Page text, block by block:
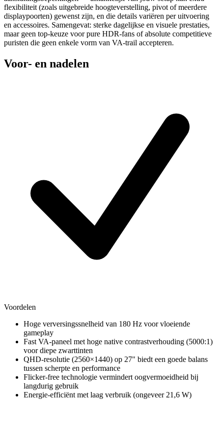
flexibiliteit (zoals uitgebreide hoogteverstelling, pivot of meerdere
displaypoorten) gewenst zijn, en die details variëren per uitvoering
en accessoires. Samengevat: sterke dagelijkse en visuele prestaties,
maar geen top-keuze voor pure HDR-fans of absolute competitieve
puristen die geen enkele vorm van VA-trail accepteren.
Voor- en nadelen
Voordelen
Hoge verversingssnelheid van 180 Hz voor vloeiende
gameplay
Fast VA-paneel met hoge native contrastverhouding (5000:1)
voor diepe zwarttinten
QHD-resolutie (2560×1440) op 27" biedt een goede balans
tussen scherpte en performance
Flicker-free technologie vermindert oogvermoeidheid bij
langdurig gebruik
Energie-efficiënt met laag verbruik (ongeveer 21,6 W)